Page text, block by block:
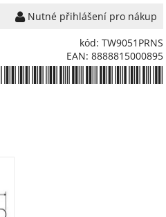
Nutné přihlášení pro nákup
kód: TW9051PRNS
EAN: 8888815000895